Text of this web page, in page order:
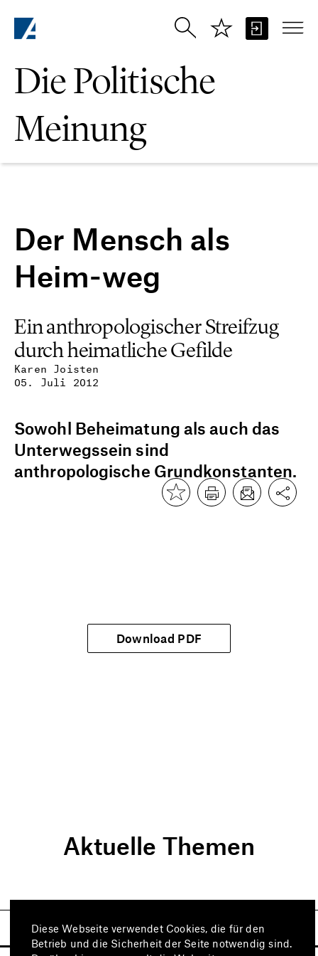
Die Politische
Meinung
Der Mensch als
Heim-weg
Karen Joisten
05. Juli 2012
Ein anthropologischer Streifzug
durch heimatliche Gefilde
Sowohl Beheimatung als auch das
Unterwegssein sind
anthropologische Grundkonstanten.
Download PDF
Aktuelle Themen
Diese Webseite verwendet Cookies, die für den
Betrieb und die Sicherheit der Seite notwendig sind.